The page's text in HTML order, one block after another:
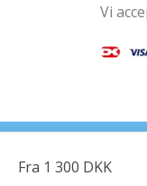
Fra 1 300 DKK
Vi
medier